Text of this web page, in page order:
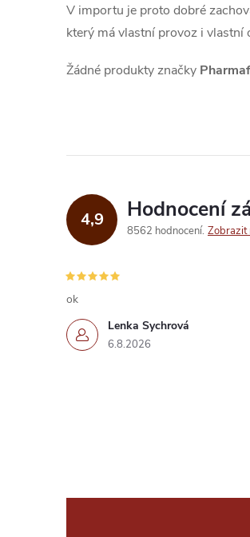
V importu je proto dobré
který má vlastní provoz i vlastní
Žádné produkty značky
4,9 Hodnocení
8562 hodnocení Zobrazit
Lenka Sychrová
6.8.2026
ok